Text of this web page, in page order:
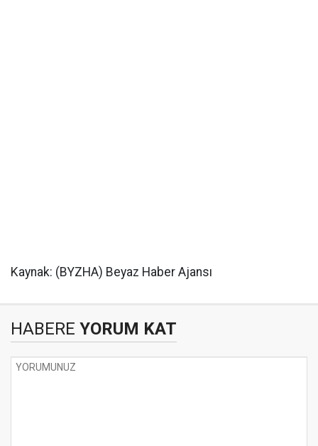
Kaynak: (BYZHA) Beyaz Haber Ajansı
HABERE YORUM KAT